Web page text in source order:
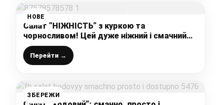
НОВЕ
Салат “НІЖНІСТЬ” з куркою та
чорносливом! Цей дуже ніжний і смачний
салатик нікого не залишить байдужим!
Перейти →
ЗБЕРЕЖИ